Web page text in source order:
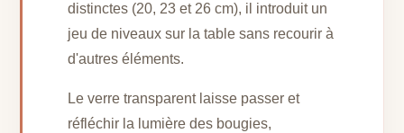
distinctes (20, 23 et 26 cm), il introduit un
jeu de niveaux sur la table sans recourir à
d'autres éléments.
Le verre transparent laisse passer et
réfléchir la lumière des bougies,